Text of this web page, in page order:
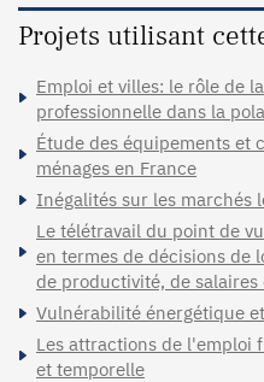
Projets utilisant
Emploi et villes: le rôle de
professionnelle dans la
Étude des équipements et
ménages en France
Inégalités sur les marchés
Le télétravail du point de
en termes de décisions de
de productivité, de
Vulnérabilité énergétique
Les attractions de
et temporelle